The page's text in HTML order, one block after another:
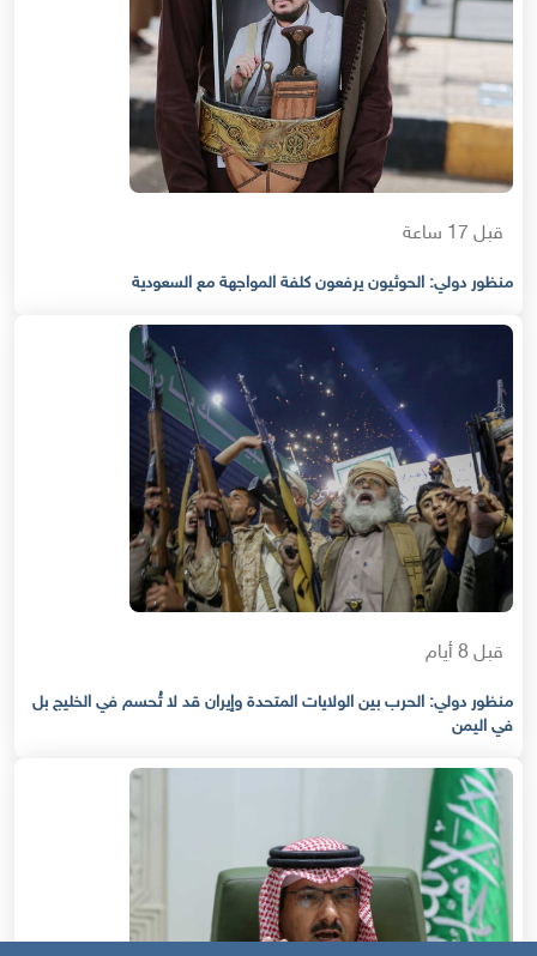
قبل 17 ساعة
منظور دولي: الحوثيون يرفعون كلفة المواجهة مع السعودية
قبل 8 أيام
منظور دولي: الحرب بين الولايات المتحدة وإيران قد لا تُحسم في الخليج بل
في اليمن